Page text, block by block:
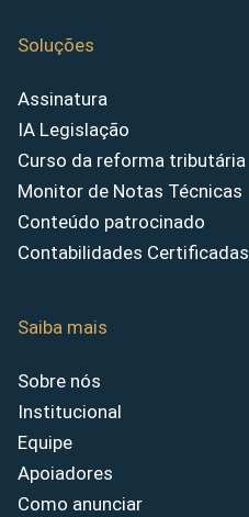
Soluções
Assinatura
IA Legislação
Curso da reforma tributária
Monitor de Notas Técnicas
Conteúdo patrocinado
Contabilidades Certificadas
Saiba mais
Sobre nós
Institucional
Equipe
Apoiadores
Como anunciar